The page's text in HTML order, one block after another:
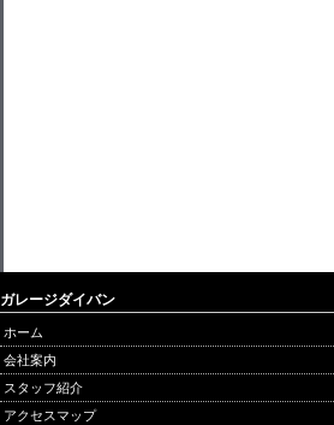
ガレージダイバン
ホーム
会社案内
スタッフ紹介
アクセスマップ